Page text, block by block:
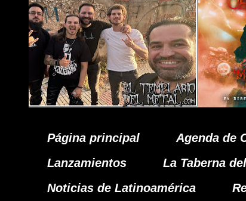
Página principal Agenda de
Lanzamientos
La Taberna
Noticias de Latinoamérica